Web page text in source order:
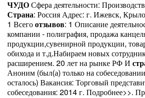
ЧУДОСфера деятельности:
Страна: Россия Адрес: г. Ижевск,
1 Всегоотзывов: 1 Описание
компании - полиграфия, продажа
продукции,сувенирной продукции,
обихода и т.д.Набираем новых
расширением. 20 лет на рынке РФ И
Аноним (был(а) только на
осталось) Вакансия: Торговый
собеседования: 2014 г. Подробнее>>.